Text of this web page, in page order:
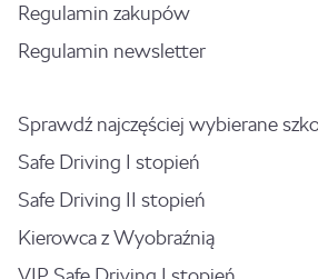
Regulamin zakupów
Regulamin newsletter
Sprawdź najczęściej wybierane
Safe Driving I stopień
Safe Driving II stopień
Kierowca z Wyobraźnią